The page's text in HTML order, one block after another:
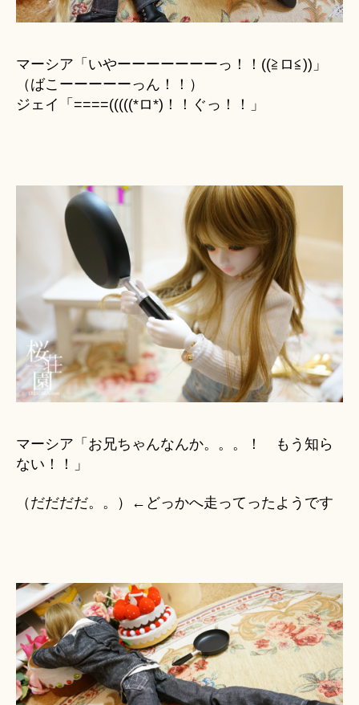
マーシア「いやーーーーーーーっ！！((≧ロ≦))」
（ばこーーーーーっん！！）
ジェイ「====(((((*ロ*)！！ぐっ！！」
マーシア「お兄ちゃんなんか。。。！ もう知ら
ない！！」
（だだだだ。。）←どっかへ走ってったようです